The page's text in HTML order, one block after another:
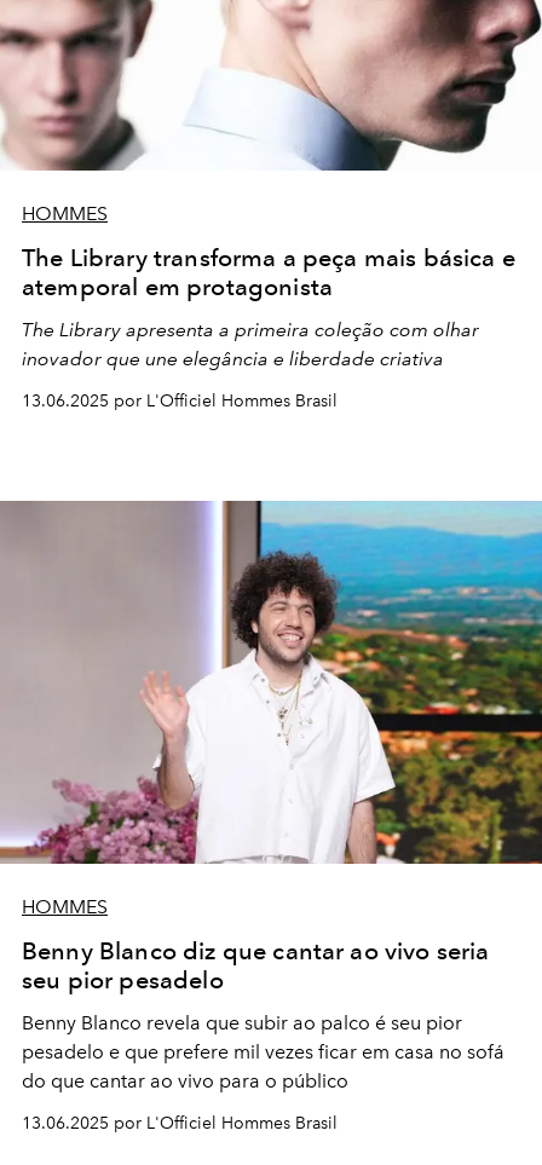
HOMMES
The Library transforma a peça mais básica e
atemporal em protagonista
The Library apresenta a primeira coleção com olhar
inovador que une elegância e liberdade criativa
13.06.2025 por L'Officiel Hommes Brasil
HOMMES
Benny Blanco diz que cantar ao vivo seria
seu pior pesadelo
Benny Blanco revela que subir ao palco é seu pior
pesadelo e que prefere mil vezes ficar em casa no sofá
do que cantar ao vivo para o público
13.06.2025 por L'Officiel Hommes Brasil